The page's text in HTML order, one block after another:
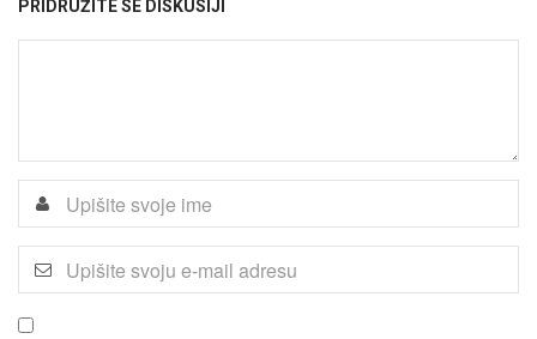
PRIDRUŽITE SE DISKUSIJI